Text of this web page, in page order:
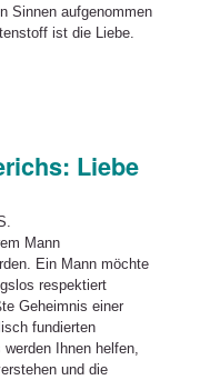
Sinnen aufgenommen
ist die Liebe.
Liebe
Mann
Ein Mann möchte
respektiert
Geheimnis einer
fundierten
Ihnen helfen,
und die